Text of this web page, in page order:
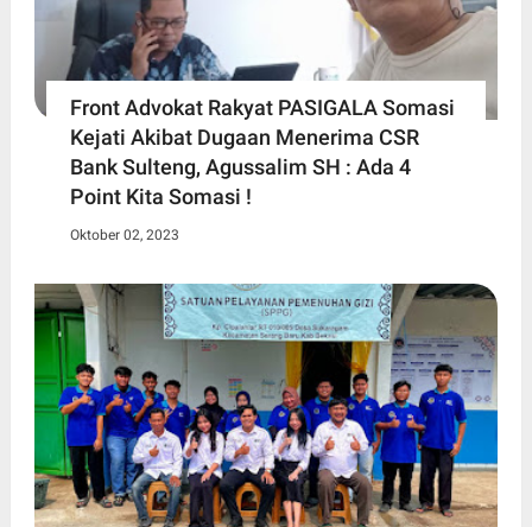
Front Advokat Rakyat PASIGALA Somasi
Kejati Akibat Dugaan Menerima CSR
Bank Sulteng, Agussalim SH : Ada 4
Point Kita Somasi !
Oktober 02, 2023